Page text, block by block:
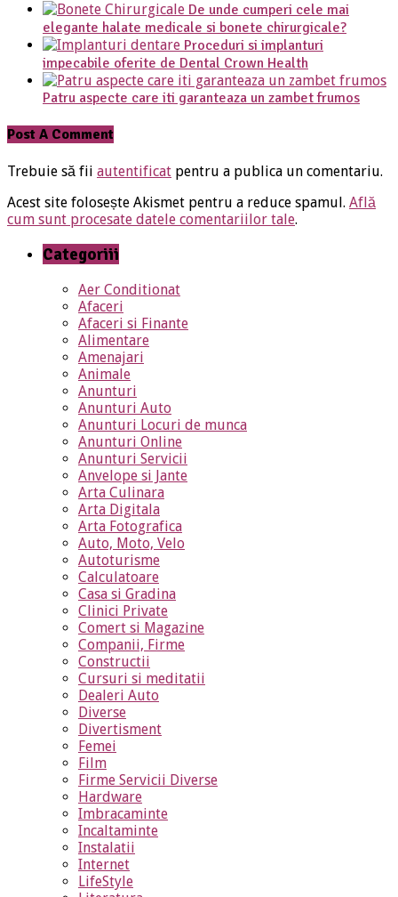
De unde cumperi cele mai
elegante halate medicale si bonete chirurgicale?
Proceduri si implanturi
impecabile oferite de Dental Crown Health
Patru aspecte care iti garanteaza un zambet frumos
Post A Comment
Trebuie să fii autentificat pentru a publica un comentariu.
Acest site folosește Akismet pentru a reduce spamul. Află
cum sunt procesate datele comentariilor tale.
Categoriii
Aer Conditionat
Afaceri
Afaceri si Finante
Alimentare
Amenajari
Animale
Anunturi
Anunturi Auto
Anunturi Locuri de munca
Anunturi Online
Anunturi Servicii
Anvelope si Jante
Arta Culinara
Arta Digitala
Arta Fotografica
Auto, Moto, Velo
Autoturisme
Calculatoare
Casa si Gradina
Clinici Private
Comert si Magazine
Companii, Firme
Constructii
Cursuri si meditatii
Dealeri Auto
Diverse
Divertisment
Femei
Film
Firme Servicii Diverse
Hardware
Imbracaminte
Incaltaminte
Instalatii
Internet
LifeStyle